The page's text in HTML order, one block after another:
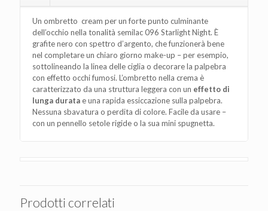
Un ombretto cream per un forte punto culminante
dell’occhio nella tonalità semilac 096 Starlight Night. È
grafite nero con spettro d’argento, che funzionerà bene
nel completare un chiaro giorno make-up – per esempio,
sottolineando la linea delle ciglia o decorare la palpebra
con effetto occhi fumosi. L’ombretto nella crema è
caratterizzato da una struttura leggera con un effetto di
lunga duratae una rapida essiccazione sulla palpebra.
Nessuna sbavatura o perdita di colore. Facile da usare –
con un pennello setole rigide o la sua mini spugnetta.
Prodotti correlati